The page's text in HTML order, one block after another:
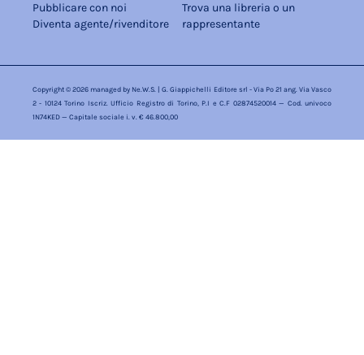
Pubblicare con noi
Diventa agente/rivenditore
Trova una libreria o un
rappresentante
Copyright © 2026 managed by Ne.W.S. | G. Giappichelli Editore srl - Via Po 21 ang. Via Vasco
2 - 10124 Torino Iscriz. Ufficio Registro di Torino, P.I e C.F 02874520014 — Cod. univoco
1N74KED — Capitale sociale i. v. € 46.800,00